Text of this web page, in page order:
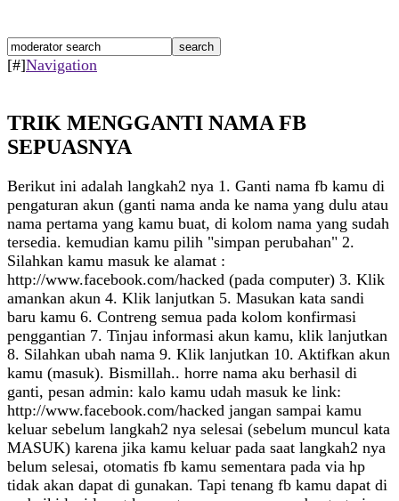
[#]Navigation
TRIK MENGGANTI NAMA FB
SEPUASNYA
Berikut ini adalah langkah2 nya 1. Ganti nama fb kamu di
pengaturan akun (ganti nama anda ke nama yang dulu atau
nama pertama yang kamu buat, di kolom nama yang sudah
tersedia. kemudian kamu pilih "simpan perubahan" 2.
Silahkan kamu masuk ke alamat :
http://www.facebook.com/hacked (pada computer) 3. Klik
amankan akun 4. Klik lanjutkan 5. Masukan kata sandi
baru kamu 6. Contreng semua pada kolom konfirmasi
penggantian 7. Tinjau informasi akun kamu, klik lanjutkan
8. Silahkan ubah nama 9. Klik lanjutkan 10. Aktifkan akun
kamu (masuk). Bismillah.. horre nama aku berhasil di
ganti, pesan admin: kalo kamu udah masuk ke link:
http://www.facebook.com/hacked jangan sampai kamu
keluar sebelum langkah2 nya selesai (sebelum muncul kata
MASUK) karena jika kamu keluar pada saat langkah2 nya
belum selesai, otomatis fb kamu sementara pada via hp
tidak akan dapat di gunakan. Tapi tenang fb kamu dapat di